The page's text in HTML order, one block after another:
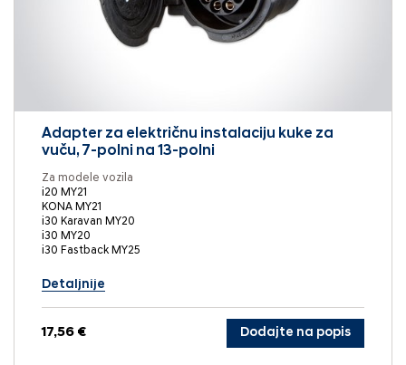
Adapter za električnu instalaciju kuke za
vuču, 7-polni na 13-polni
Za modele vozila
i20 MY21
KONA MY21
i30 Karavan MY20
i30 MY20
i30 Fastback MY25
Detaljnije
17,56 € Dodajte na popis